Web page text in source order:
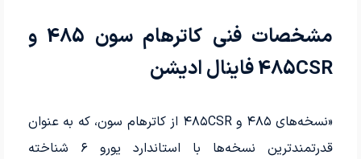
مشخصات فنی کاترهام سون 485 و
485CSR فاینال ادیشن
«نسخه‌های ۴۸۵ و ۴۸۵CSR از کاترهام سون، که به عنوان
قدرتمندترین نسخه‌ها با استاندارد یورو ۶ شناخته